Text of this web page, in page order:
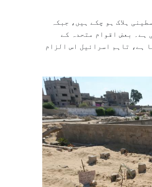
ہلاک ہو چکے ہیں، جبکہ
ہے۔ بعض اقوام متحدہ کے
ہے، تاہم اسرائیل اس الزام